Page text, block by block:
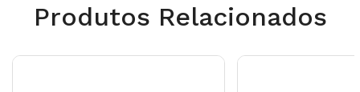
Produtos Relacionados